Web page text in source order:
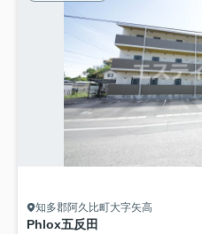
知多郡阿久比町大字矢高
Phlox五反田